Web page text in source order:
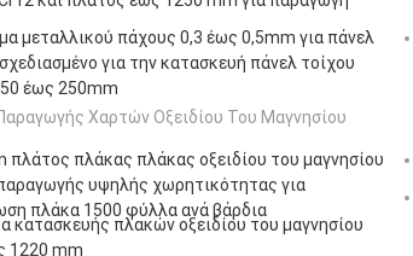
μεταλλικού πάχους 0,3 έως 0,5mm για πάνελ
για την κατασκευή πάνελ τοίχου
έως 250mm
Χαρτών Οξειδίου Του Μαγνησίου
πλάτος πλάκας πλάκας οξειδίου του μαγνησίου
υψηλής χωρητικότητας για
πλάκα 1500 φύλλα ανά βάρδια
κατασκευής πλακών οξειδίου του μαγνησίου
1220 mm